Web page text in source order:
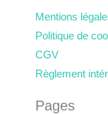
Mentions
Politique de
CGV
Règlement
Pages